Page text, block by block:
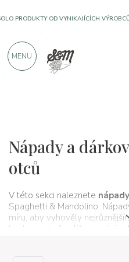
Nápady a
otců
V této sekci naleznete
Spaghetti & Mandolino.
míru, aby vyhověly
bodem, a to kvalita
PRODUKTY OD VYNIKAJÍCÍCH
NEŽ 900 POZITIVNÍCH RECENZÍ
MENU